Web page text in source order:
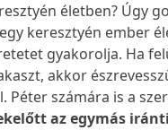
életben? Úgy
keresztyén ember
gyakorolja. Ha
akkor
Péter számára is a
az egymás